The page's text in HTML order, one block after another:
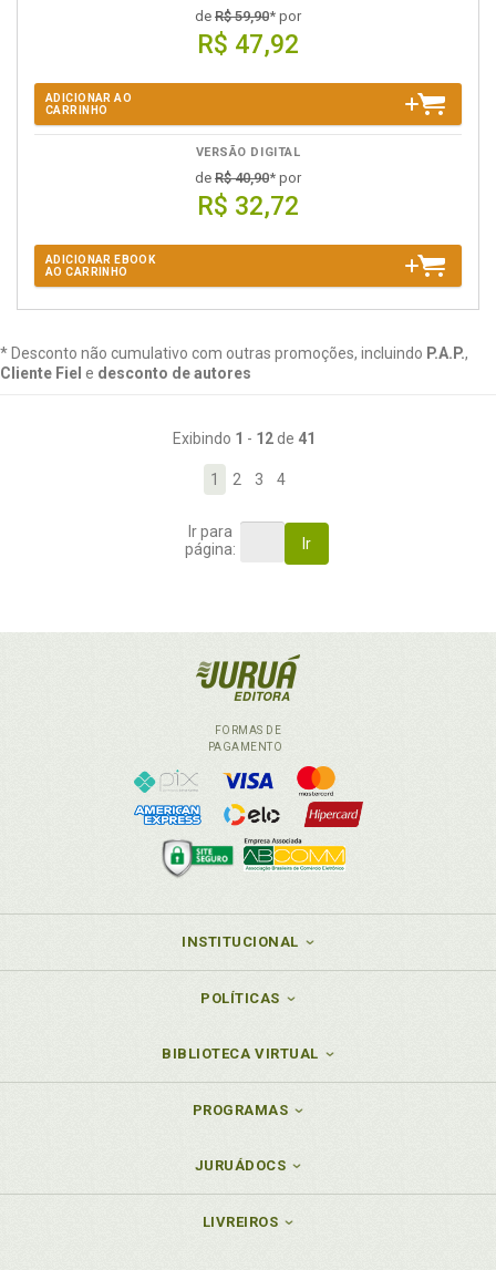
de R$ 59,90* por
R$ 47,92
ADICIONAR AO
CARRINHO
VERSÃO DIGITAL
de R$ 40,90* por
R$ 32,72
ADICIONAR EBOOK
AO CARRINHO
* Desconto não cumulativo com outras promoções, incluindo P.A.P.,
Cliente Fiel e desconto de autores
Exibindo 1 - 12de 41
1 2 3 4
Ir para
página:
Ir
FORMAS DE
PAGAMENTO
INSTITUCIONAL
POLÍTICAS
BIBLIOTECA VIRTUAL
PROGRAMAS
JURUÁDOCS
LIVREIROS